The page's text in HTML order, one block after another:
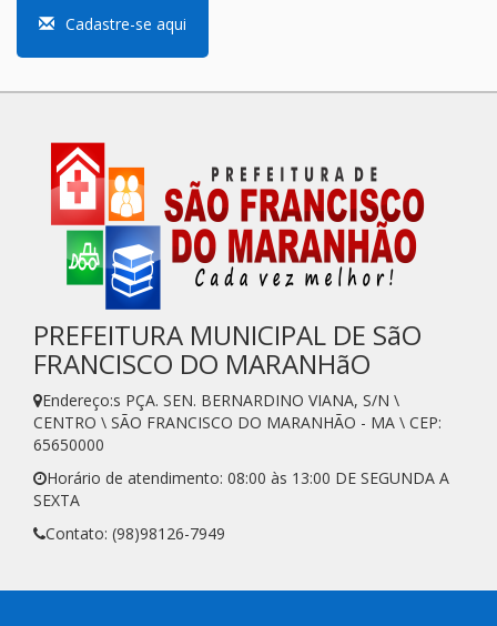
Cadastre-se aqui
PREFEITURA MUNICIPAL DE SãO
FRANCISCO DO MARANHãO
Endereço:s PÇA. SEN. BERNARDINO VIANA, S/N \
CENTRO \ SÃO FRANCISCO DO MARANHÃO - MA \ CEP:
65650000
Horário de atendimento: 08:00 às 13:00 DE SEGUNDA A
SEXTA
Contato: (98)98126-7949